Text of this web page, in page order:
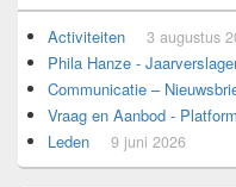
Voorbeeld voor adverteerders.
Activiteiten 3 augustus
Phila Hanze -
Communicatie –
Vraag en Aanbod - Platform
Leden 9 juni 2026